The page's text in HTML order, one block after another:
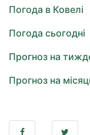
Погода в Ковелі
Погода сьогодні
Прогноз на
Прогноз на